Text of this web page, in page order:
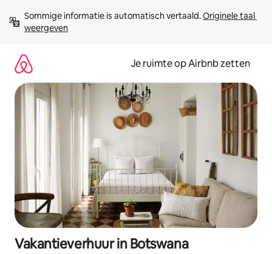
direct
naar
Sommige informatie is automatisch vertaald. Originele taal
weergeven
Je ruimte op Airbnb zetten
Vakantieverhuur in Botswana